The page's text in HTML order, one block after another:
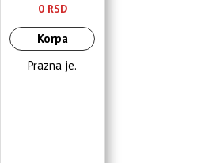
0 RSD
Korpa
Prazna je.